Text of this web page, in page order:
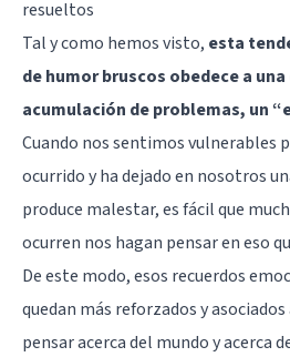
resueltos
Tal y como hemos visto, esta
de humor bruscos obedece a
acumulación de problemas, un
Cuando nos sentimos vulnerables
ocurrido y ha dejado en nosotros
produce malestar, es fácil que
ocurren nos hagan pensar en eso
De este modo, esos recuerdos
quedan más reforzados y
pensar acerca del mundo y acerca